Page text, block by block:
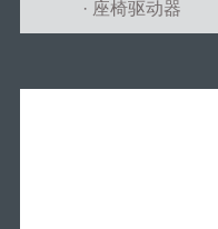
· 座椅驱动器